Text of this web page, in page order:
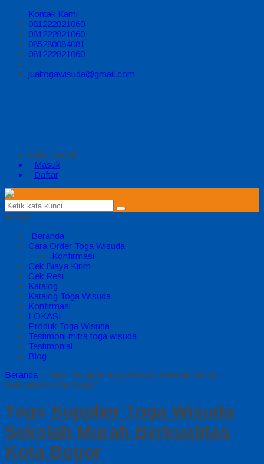
Kontak Kami
081222821060
081222821060
085280084081
081222821060
jualtogawisuda@gmail.com
Halo, Guest!
Masuk
Daftar
MENU
Beranda
Cara Order Toga Wisuda
Konfirmasi
Cek Biaya Kirim
Cek Resi
Katalog
Katalog Toga Wisuda
Konfirmasi
LOKASI
Produk Toga Wisuda
Testimoni mitra toga wisuda
Testimonial
Blog
Beranda » Tags "Supplier Toga Wisuda Sekolah Murah
Berkualitas Kota Bogor"
Tags Supplier Toga Wisuda
Sekolah Murah Berkualitas
Kota Bogor